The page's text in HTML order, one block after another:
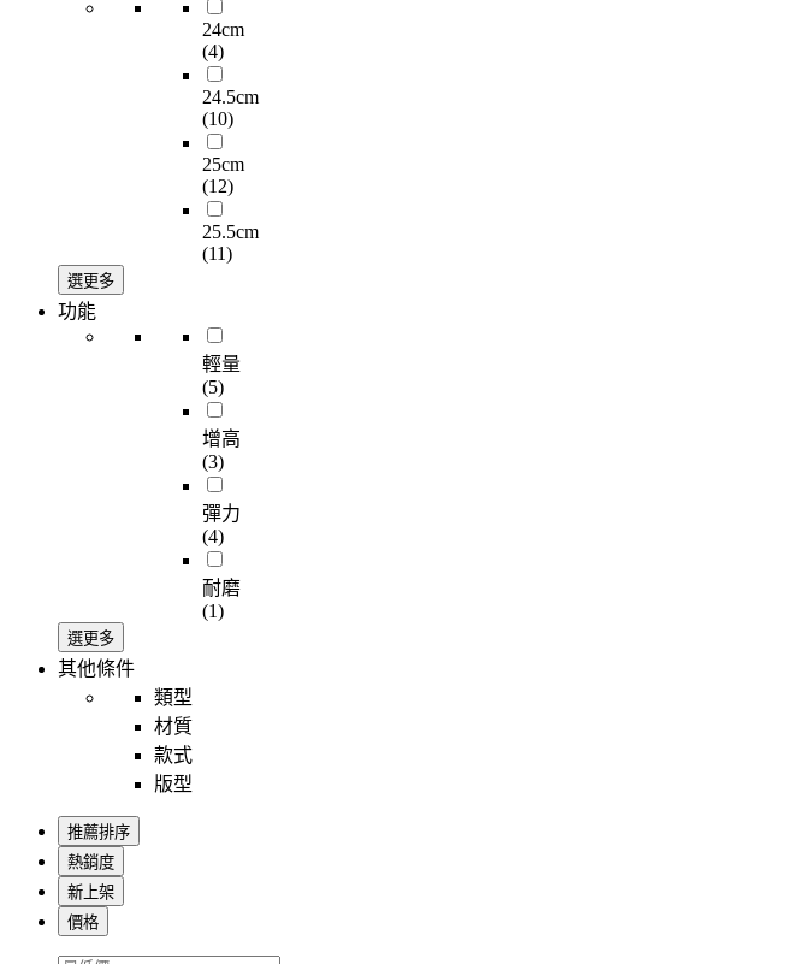
24cm
(4)
24.5cm
(10)
25cm
(12)
25.5cm
(11)
選更多
功能
輕量
(5)
增高
(3)
彈力
(4)
耐磨
(1)
選更多
其他條件
類型
材質
款式
版型
推薦排序
熱銷度
新上架
價格